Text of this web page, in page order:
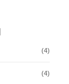
(4)
(4)